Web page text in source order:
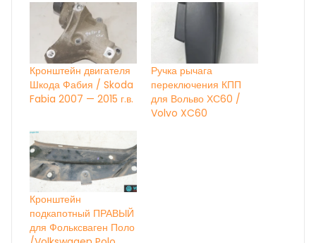
Кронштейн двигателя
Шкода Фабия / Skoda
Fabia 2007 — 2015 г.в.
Ручка рычага
переключения КПП
для Вольво ХС60 /
Volvo XC60
Кронштейн
подкапотный ПРАВЫЙ
для Фольксваген Поло